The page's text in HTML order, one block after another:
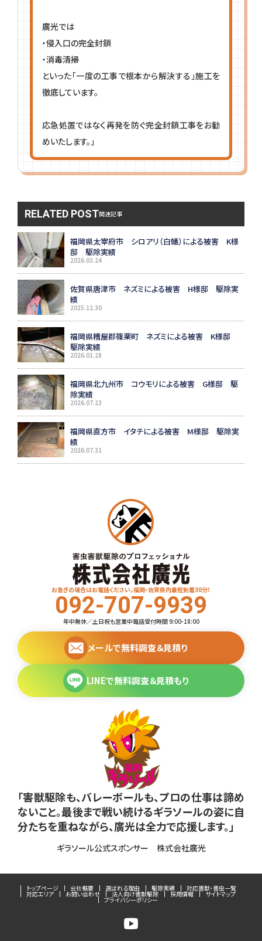
廣光では
・侵入口の完全封鎖
・消毒清掃
といった「一度の工事で根本から解決する」施工を
徹底しています。
応急処置ではなく再発を防ぐ完全封鎖工事をお勧
めいたします。」
RELATED POST関連記事
福岡県太宰府市 シロアリ（白蟻）による被害 K様
邸 駆除実績
2026.03.24
佐賀県唐津市 ネズミによる被害 H様邸 駆除実
績
2025.12.30
福岡県糟屋郡篠栗町 ネズミによる被害 K様邸
駆除実績
2026.01.28
福岡県北九州市 コウモリによる被害 G様邸 駆
除実績
2026.07.23
福岡県直方市 イタチによる被害 M様邸 駆除実
績
2026.07.31
お急ぎの場合はお電話ください。福岡・佐賀県内最短到着30分！
092-707-9939
年中無休／土日祝も営業中電話受付時間 9:00-18:00
メールで無料調査＆見積り
LINEで無料調査＆見積もり
「害獣駆除も、バレーボールも、プロの仕事は諦め
ないこと。最後まで戦い続けるギラソールの姿に自
分たちを重ねながら、廣光は全力で応援します。」
ギラソール公式スポンサー 株式会社廣光
トップページ 会社概要 選ばれる理由 駆除実績 対応害獣・害虫一覧
対応エリア お問い合わせ 法人向け害獣駆除 採用情報 サイトマップ
プライバシーポリシー